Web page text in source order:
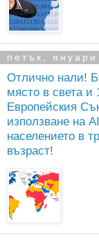
петък,
Отлично нали!
място в света и
Европейския
използване на
населението в
възраст!